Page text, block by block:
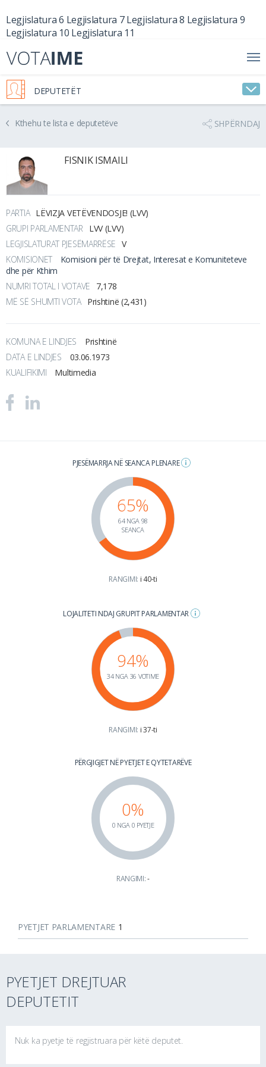
Legjislatura 6 Legjislatura 7 Legjislatura 8 Legjislatura 9
Legjislatura 10 Legjislatura 11
DEPUTETËT
Kthehu te lista e deputetëve SHPËRNDAJ
FISNIK ISMAILI
PARTIA LËVIZJA VETËVENDOSJE! (LVV)
GRUPI PARLAMENTAR
LVV (LVV)
LEGJISLATURAT PJESËMARRËSE V
KOMISIONET
Komisioni për të Drejtat, Interesat e Komuniteteve
dhe për Kthim
NUMRI TOTAL I VOTAVE
7,178
MË SË SHUMTI VOTA Prishtinë (2,431)
KOMUNA E LINDJES
Prishtinë
DATA E LINDJES
03.06.1973
KUALIFIKIMI
Multimedia
PJESËMARRJA NË SEANCA PLENARE
65%
64 NGA 98
SEANCA
RANGIMI: i 40-ti
LOJALITETI NDAJ GRUPIT PARLAMENTAR
94%
34 NGA 36 VOTIME
RANGIMI: i 37-ti
PËRGJIGJET NË PYETJET E QYTETARËVE
0%
0 NGA 0 PYETJE
RANGIMI:-
PYETJET PARLAMENTARE 1
PYETJET DREJTUAR
DEPUTETIT
Nuk ka pyetje të regjistruara për këtë deputet.